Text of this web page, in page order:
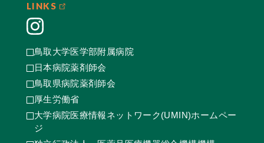
LINKS
鳥取大学医学部附属病院
日本病院薬剤師会
鳥取県病院薬剤師会
厚生労働省
大学病院医療情報ネットワーク(UMIN)ホームペー
ジ